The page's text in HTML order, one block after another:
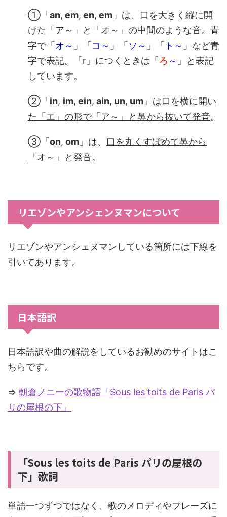
①「an, em, en, em 」は、 口を大きく縦に開
けた「ア～」と「オ～」の中間のような音。 青
字で「オ～ 」「コ～ 」「ソ～ 」「 ト～ 」など青
字で表記。「r」につくときは「ろ ～ 」と表記
しています。
②「in, im, ein, ain, un, um 」は口を横に開い
た「エ」の形で「ア～」と鼻から抜いて発音。
③「on, om 」は、 口を丸くすぼめて鼻から
「オ～ 」と発音。
リエゾンやアンシェンヌマンについて
リエゾンやアンシェヌマンしている箇所には下線を
引いてあります。
日本語訳
日本語訳や曲の解説をしているお勧めのサイトはこ
ちらです。
⇒ 朝倉ノニーの歌物語「Sous les toits de Paris パ
リの屋根の下」
「Sous les toits de Paris パリの屋根の
下」歌詞
単語一つずつではなく、歌のメロディやフレーズに